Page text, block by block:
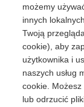
możemy
innych
Twoją
cookie), aby
użytkownika i
naszych usług
cookie.
lub odrzucić